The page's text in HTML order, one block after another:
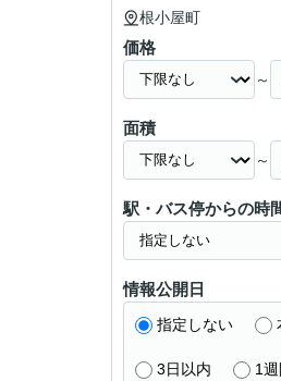
根小屋町
価格
～
面積
～
駅・バス停からの時
情報公開日
指定しない
3日以内 1